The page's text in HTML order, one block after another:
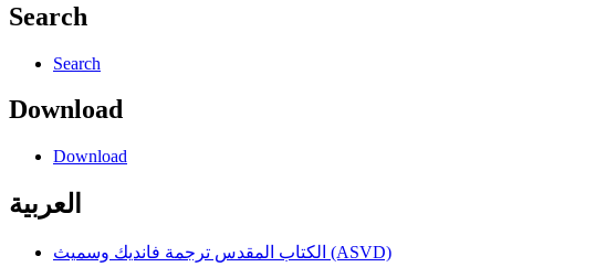
Search
Search
Download
Download
العربية
الكتاب المقدس ترجمة فانديك وسميث (ASVD)